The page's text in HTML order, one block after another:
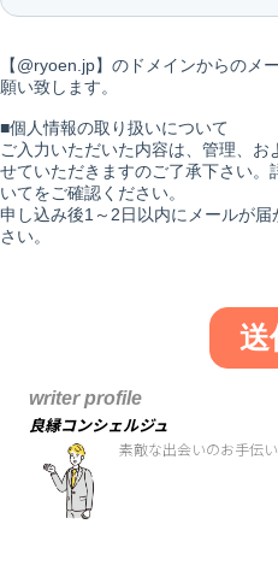
writer profile
良縁コンシェルジュ
素敵な出会いのお手伝い